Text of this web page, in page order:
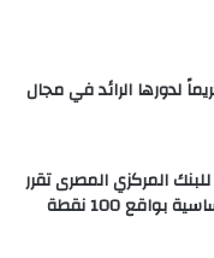
لدورها الرائد في مجال
المركزي المصرى تقرر
خفض أسعار العائد الأساسية بواقع 100 نقطة